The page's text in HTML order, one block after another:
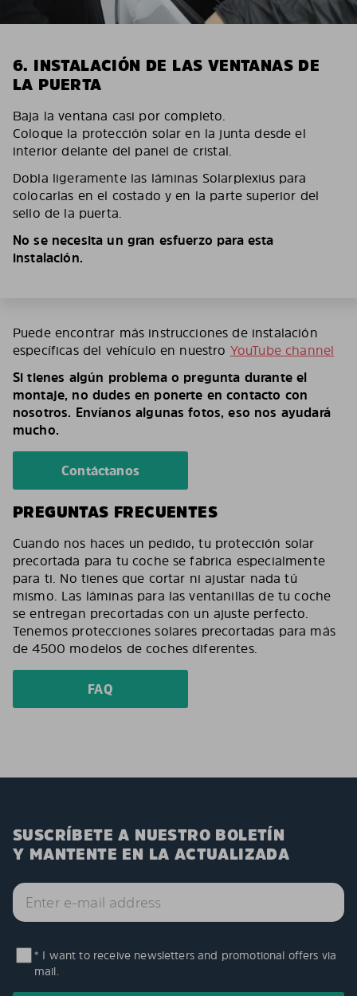
6. INSTALACIÓN DE LAS VENTANAS DE
LA PUERTA
Baja la ventana casi por completo.
Coloque la protección solar en la junta desde el
interior delante del panel de cristal.
Dobla ligeramente las láminas Solarplexius para
colocarlas en el costado y en la parte superior del
sello de la puerta.
No se necesita un gran esfuerzo para esta
instalación.
Puede encontrar más instrucciones de instalación
específicas del vehículo en nuestro YouTube channel
Si tienes algún problema o pregunta durante el
montaje, no dudes en ponerte en contacto con
nosotros. Envíanos algunas fotos, eso nos ayudará
mucho.
Contáctanos
PREGUNTAS FRECUENTES
Cuando nos haces un pedido, tu protección solar
precortada para tu coche se fabrica especialmente
para ti. No tienes que cortar ni ajustar nada tú
mismo. Las láminas para las ventanillas de tu coche
se entregan precortadas con un ajuste perfecto.
Tenemos protecciones solares precortadas para más
de 4500 modelos de coches diferentes.
FAQ
SUSCRÍBETE A NUESTRO BOLETÍN
Y MANTENTE EN LA ACTUALIZADA
* I want to receive newsletters and promotional offers via
mail.